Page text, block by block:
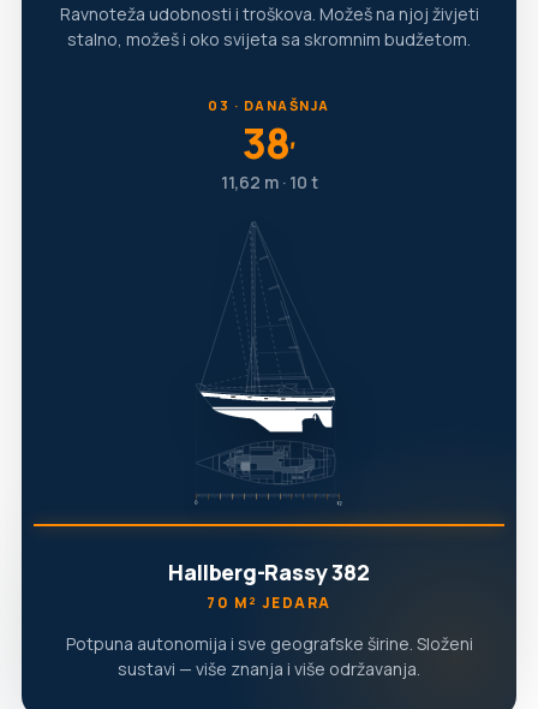
Ravnoteža udobnosti i troškova. Možeš na njoj živjeti
stalno, možeš i oko svijeta sa skromnim budžetom.
03 · DANAŠNJA
38′
11,62 m · 10 t
Hallberg-Rassy 382
70 M² JEDARA
Potpuna autonomija i sve geografske širine. Složeni
sustavi — više znanja i više održavanja.